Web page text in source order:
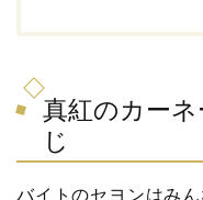
真紅のカー
じ
バイトのセヨンはみ